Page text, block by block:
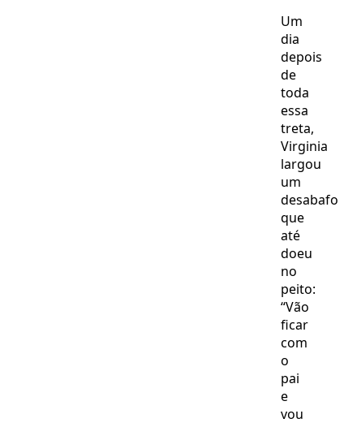
Um
dia
depois
de
toda
essa
treta,
Virginia
largou
um
desabafo
que
até
doeu
no
peito:
“Vão
ficar
com
o
pai
e
vou